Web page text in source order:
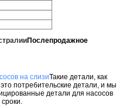
Послепродажное
на слизиТакие детали, как
потребительские детали, и мы
детали для насосов